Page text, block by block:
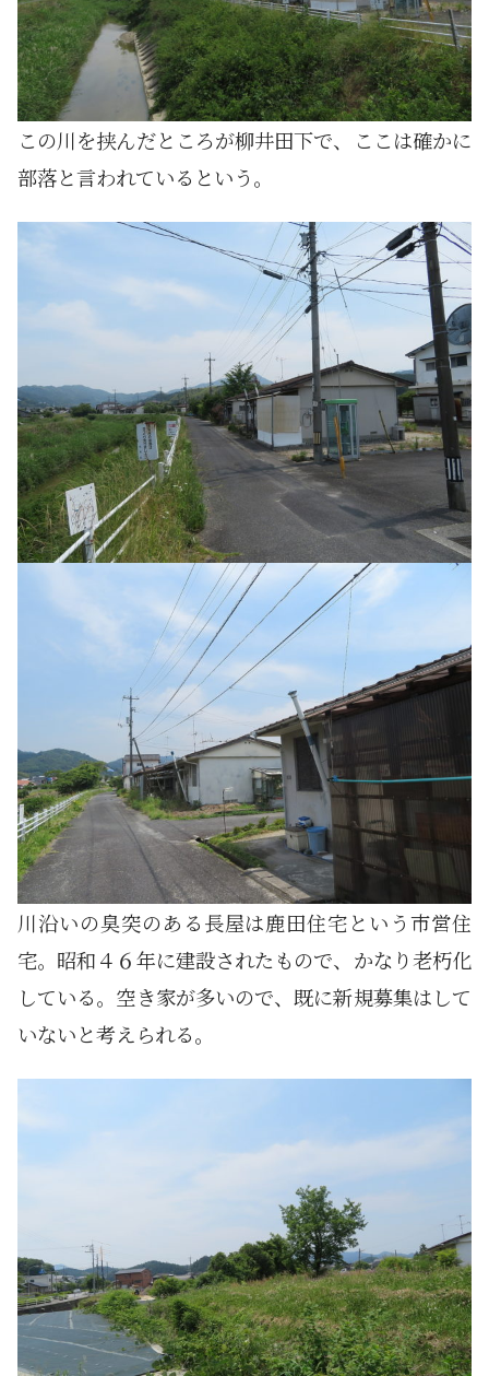
この川を挟んだところが柳井田下で、ここは確かに
部落と言われているという。
川沿いの臭突のある長屋は鹿田住宅という市営住
宅。昭和４６年に建設されたもので、かなり老朽化
している。空き家が多いので、既に新規募集はして
いないと考えられる。